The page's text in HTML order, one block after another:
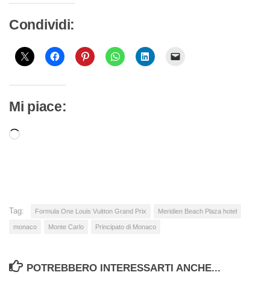
Condividi:
Mi piace:
Caricamento
Tag: Formula One Louis Vuitton Grand Prix Meridien Beach Plaza hotel
monaco Monte Carlo Principato di Monaco
POTREBBERO INTERESSARTI ANCHE...